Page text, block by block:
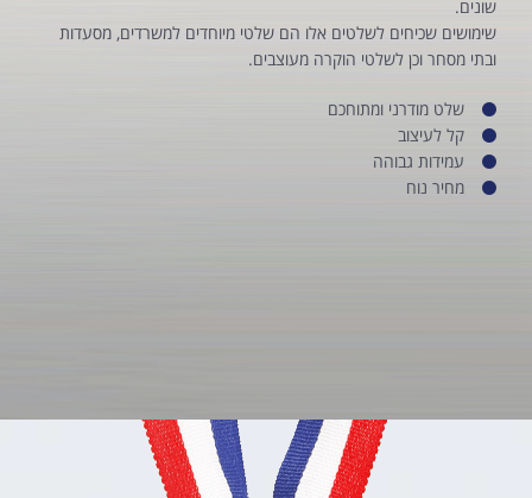
שונים.
שימושים שכיחים לשלטים אלו הם שלטי מיוחדים למשרדים, מסעדות
ובתי מסחר וכן לשלטי הוקרה מעוצבים.
שלט מודרני ומתוחכם
קל לעיצוב
עמידות גבוהה
מחיר נוח